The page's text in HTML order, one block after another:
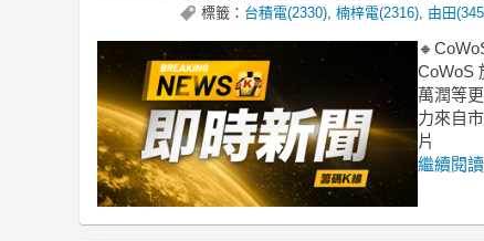
標籤： 台積電(2330) 楠梓電(2316) 由田
CoWoS
萬潤等
力來自
片
繼續閱